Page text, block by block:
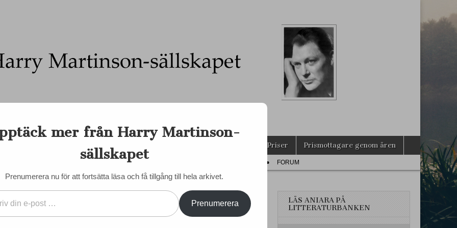
sällskapet Priser Prismottagare genom åren
FORUM
LÄS ANIARA PÅ
LITTERATURBANKEN
mer från Harry Martinson-
sällskapet
Prenumerera nu för att fortsätta läsa och få tillgång till hela arkivet.
Prenumerera